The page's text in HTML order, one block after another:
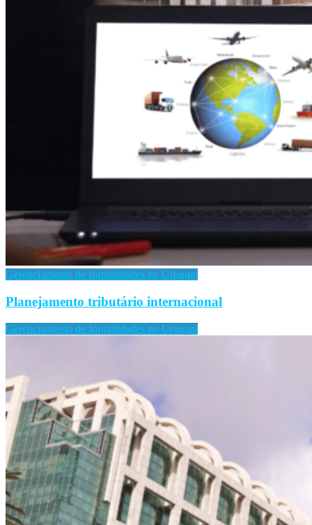
Gerenciamento de formalidades no Uruguai
Planejamento tributário internacional
Gerenciamento de formalidades no Uruguai